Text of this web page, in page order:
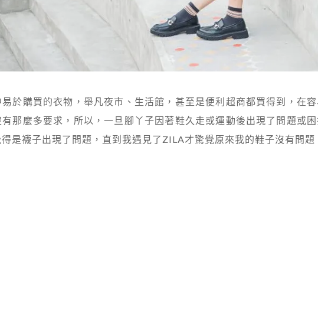
於購買的衣物，舉凡夜市、生活館，甚至是便利超商都買得到，在
那麼多要求，所以，一旦腳丫子因著鞋久走或運動後出現了問題或
是襪子出現了問題，直到我遇見了ZILA才驚覺原來我的鞋子沒有問題